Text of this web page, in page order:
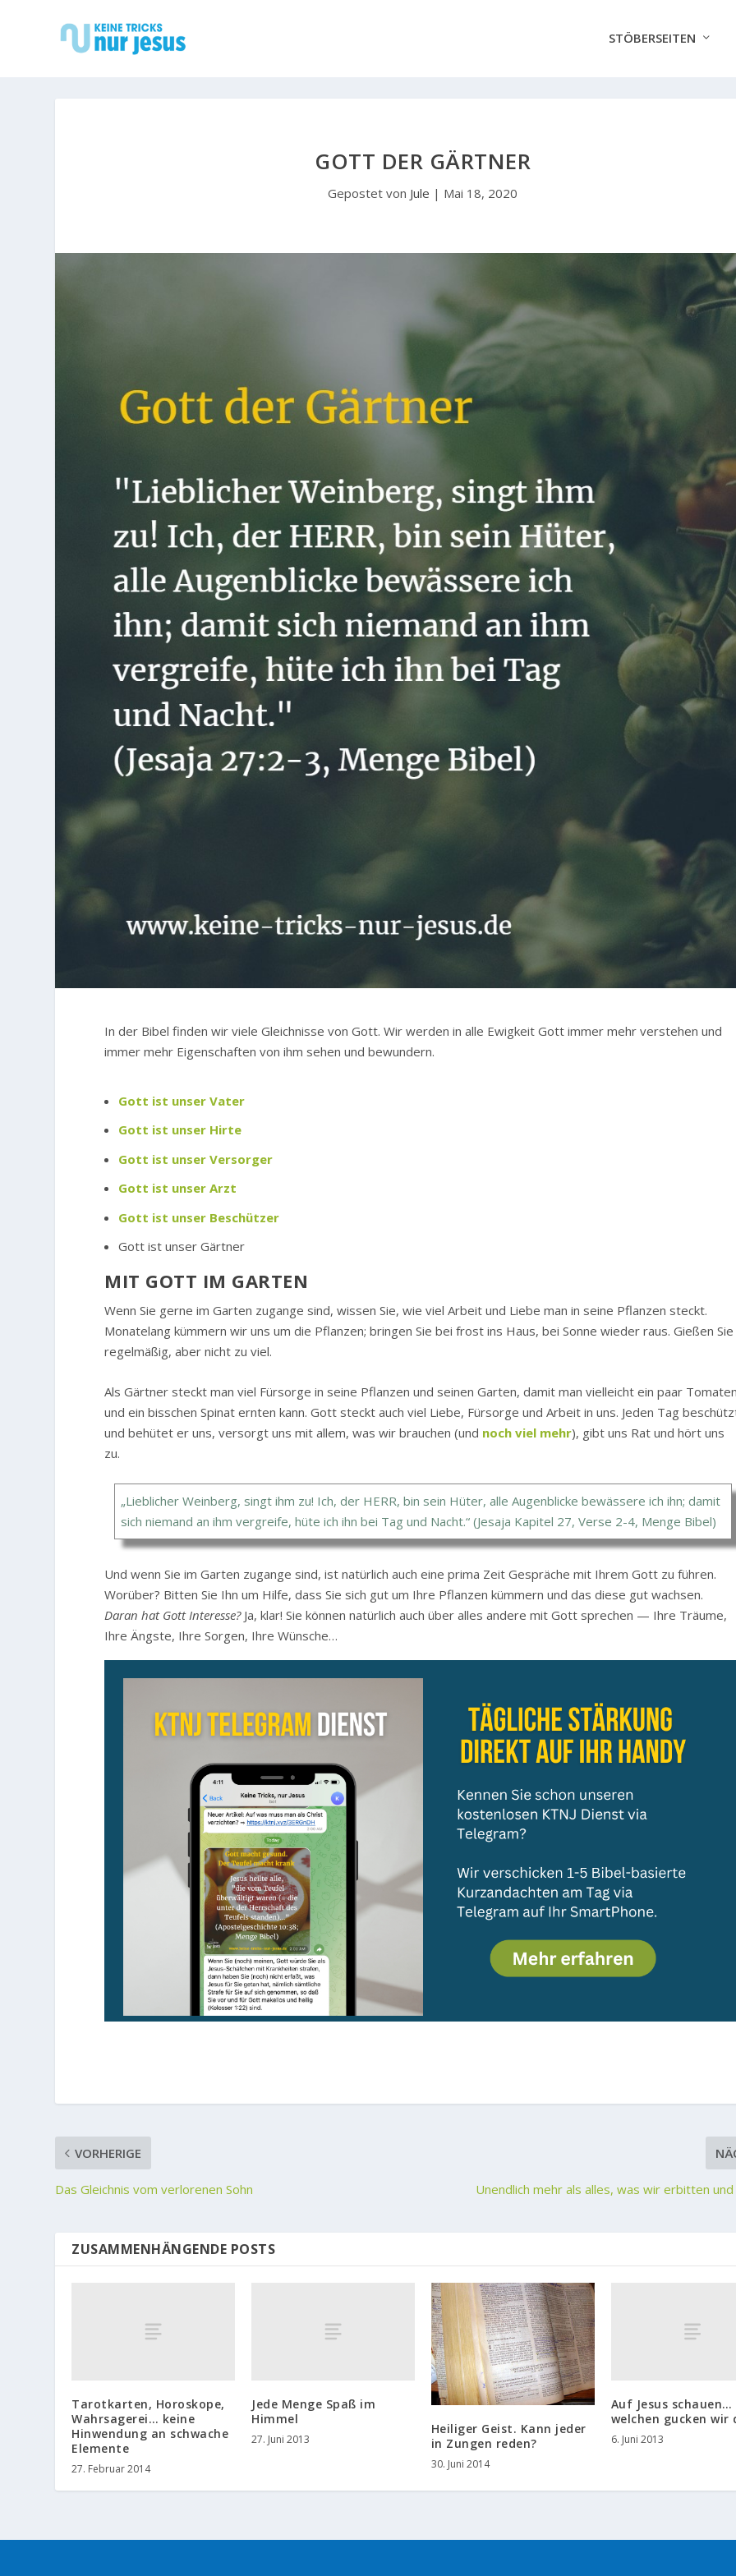
STÖBERSEITEN
GOTT DER GÄRTNER
Gepostet von Jule | Mai 18, 2020
In der Bibel finden wir viele Gleichnisse von Gott. Wir werden in alle Ewigkeit Gott immer mehr verstehen und
immer mehr Eigenschaften von ihm sehen und bewundern.
Gott ist unser Vater
Gott ist unser Hirte
Gott ist unser Versorger
Gott ist unser Arzt
Gott ist unser Beschützer
Gott ist unser Gärtner
MIT GOTT IM GARTEN
Wenn Sie gerne im Garten zugange sind, wissen Sie, wie viel Arbeit und Liebe man in seine Pflanzen steckt.
Monatelang kümmern wir uns um die Pflanzen; bringen Sie bei frost ins Haus, bei Sonne wieder raus. Gießen Sie
regelmäßig, aber nicht zu viel.
Als Gärtner steckt man viel Fürsorge in seine Pflanzen und seinen Garten, damit man vielleicht ein paar
und ein bisschen Spinat ernten kann. Gott steckt auch viel Liebe, Fürsorge und Arbeit in uns. Jeden Tag
und behütet er uns, versorgt uns mit allem, was wir brauchen (und noch viel mehr), gibt uns Rat und hört uns
zu.
„Lieblicher Weinberg, singt ihm zu! Ich, der HERR, bin sein Hüter, alle Augenblicke bewässere ich ihn; damit
sich niemand an ihm vergreife, hüte ich ihn bei Tag und Nacht.“ (Jesaja Kapitel 27, Verse 2-4, Menge Bibel)
Und wenn Sie im Garten zugange sind, ist natürlich auch eine prima Zeit Gespräche mit Ihrem Gott zu führen.
Worüber? Bitten Sie Ihn um Hilfe, dass Sie sich gut um Ihre Pflanzen kümmern und das diese gut wachsen.
Daran hat Gott Interesse? Ja, klar! Sie können natürlich auch über alles andere mit Gott sprechen — Ihre Träume,
Ihre Ängste, Ihre Sorgen, Ihre Wünsche…
VORHERIGE
Das Gleichnis vom verlorenen Sohn Unendlich mehr als alles, was wir erbitten
ZUSAMMENHÄNGENDE POSTS
Tarotkarten, Horoskope,
Wahrsagerei… keine
Hinwendung an schwache
Elemente
27. Februar 2014
Jede Menge Spaß im
Himmel
27. Juni 2013
Heiliger Geist. Kann jeder
in Zungen reden?
30. Juni 2014
Auf Jesus
welchen gucken wir
6. Juni 2013